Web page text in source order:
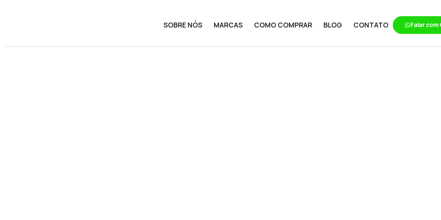
SOBRE NÓS MARCAS COMO COMPRAR BLOG CONTATO Falar